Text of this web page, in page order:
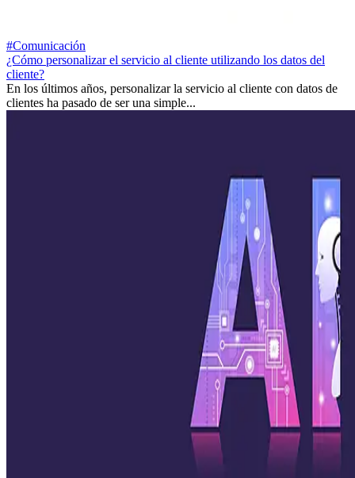
#Comunicación
¿Cómo personalizar el servicio al cliente utilizando los datos del
cliente?
En los últimos años, personalizar la servicio al cliente con datos de
clientes ha pasado de ser una simple...